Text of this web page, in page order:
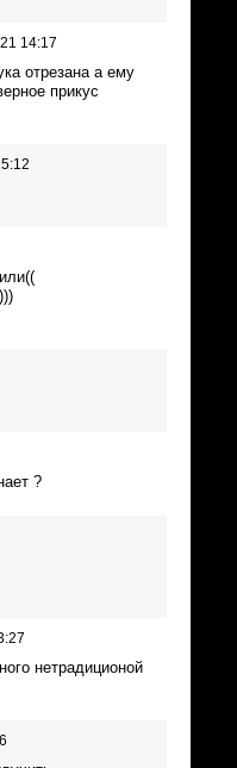
14:17
отрезана а ему
прикус
?
нетрадиционой